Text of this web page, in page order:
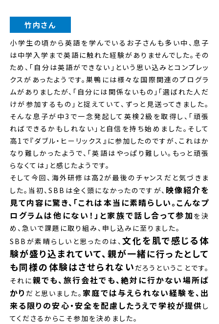
竹内さん
小学生の頃から英語を学んでいるお子さんも多い中、息子
は中学入学まで英語に触れた経験がありませんでした。その
ため、「自分は英語ができない」という思い込みとコンプレッ
クスがあったようです。巣鴨には様々な国際関連のプログラ
ムがありましたが、「自分には関係ないもの」「選ばれた人だ
けが参加するもの」と捉えていて、ずっと見送ってきました。
そんな息子が中3で一念発起して英検2級を取得し、「頑張
ればできるかもしれない」と自信を持ち始めました。そして
高1で『ダブル・ヒーリックス』に参加したのですが、これはか
なり難しかったようで、「英語はやっぱり難しい。もっと頑張
らなくては」と感じたようです。
そして今回、海外研修は高2が最後のチャンスだと気づきま
した。当初、SBBは全く頭になかったのですが、 映像紹介を
見て内容に驚き、「これは本当に素晴らしい。こんなプ
ログラムは他にない！」と家族で話し合って参加 を決
め、急いで課題に取り組み、申し込みに至りました。
SBBが素晴らしいと思ったのは、 文化を肌で感じる体
験が盛り込まれていて、親が一緒に行ったとして
も同様の体験はさせられない だろうということです。
それに親でも、旅行会社でも、絶対に行かない場所ば
かり だと思いました。家庭では与えられない経験を、出
来る限りの安心・安全を配慮したうえで学校が提供 し
てくださるからこそ参加を決めました。